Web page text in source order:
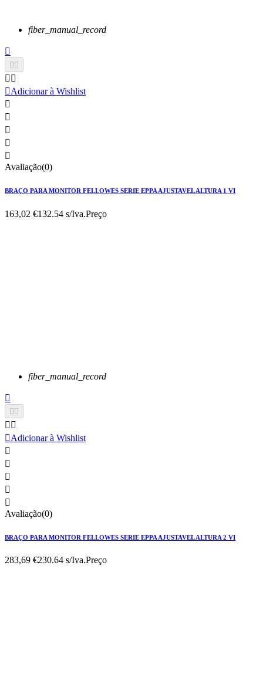
fiber_manual_record


 
Adicionar à Wishlist





Avaliação(0)
BRAÇO PARA MONITOR FELLOWES SERIE EPPA AJUSTAVEL ALTURA 1 VI
163,02 €132.54 s/Iva.Preço
fiber_manual_record


 
Adicionar à Wishlist





Avaliação(0)
BRAÇO PARA MONITOR FELLOWES SERIE EPPA AJUSTAVEL ALTURA 2 VI
283,69 €230.64 s/Iva.Preço